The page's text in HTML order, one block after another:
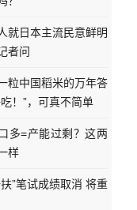
就日本主流民意鲜明
者问
粒中国稻米的万年答
！”，可真不简单
多=产能过剩？这两
样
”笔试成绩取消 将重